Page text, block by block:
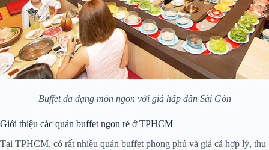
Buffet đa dạng món ngon với giá hấp dẫn Sài Gòn
Giới thiệu các quán buffet ngon rẻ ở TPHCM
Tại TPHCM, có rất nhiều quán buffet phong phú và giá cả hợp lý, thu